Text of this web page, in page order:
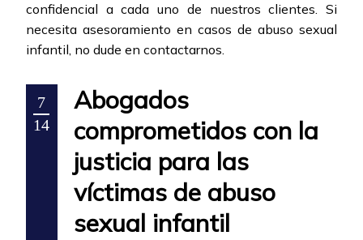
confidencial a cada uno de nuestros clientes. Si
necesita asesoramiento en casos de abuso sexual
infantil, no dude en contactarnos.
7
14
Abogados
comprometidos con la
justicia para las
víctimas de abuso
sexual infantil